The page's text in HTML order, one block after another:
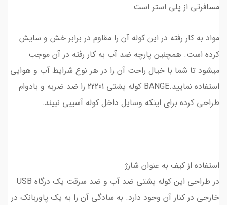
مسافرتی از پلی استر است.
مواد به کار رفته در این کوله آن را مقاوم در برابر خش و سایش
کرده است. همچنین پارچه ضد آب به کار رفته در آن موجب
میشود تا شما با خیال راحت آن را در هر نوع شرایط آب و هوایی
استفاده نمایید.BANGE کوله پشتی 22201 را ضد ضربه و بادوام
طراحی کرده برای اینکه وسایل داخل کوله آسیبی نبیند.
استفاده از کیف به عنوان شارژ
در طراحی این کوله پشتی ضد آب و ضد سرقت یک درگاه USB
خارجی در کنار آن وجود دارد. به سادگی آن را به یک پاوربانک در